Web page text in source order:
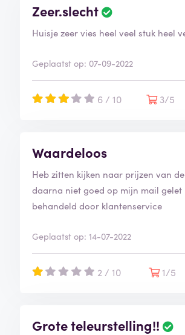
Zeer.slecht
Huisje zeer vies heel veel stuk heel
Geplaatst op: 07-09-2022
6 / 10 3/5
Waardeloos
Heb zitten kijken naar prijzen van
daarna niet goed op mijn mail
behandeld door klantenservice
Geplaatst op: 14-07-2022
2 / 10 1/5
Grote teleurstelling!!